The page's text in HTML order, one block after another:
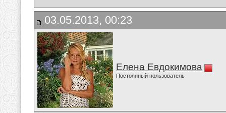
03.05.2013, 00:23
Елена Евдокимова
Постоянный пользователь